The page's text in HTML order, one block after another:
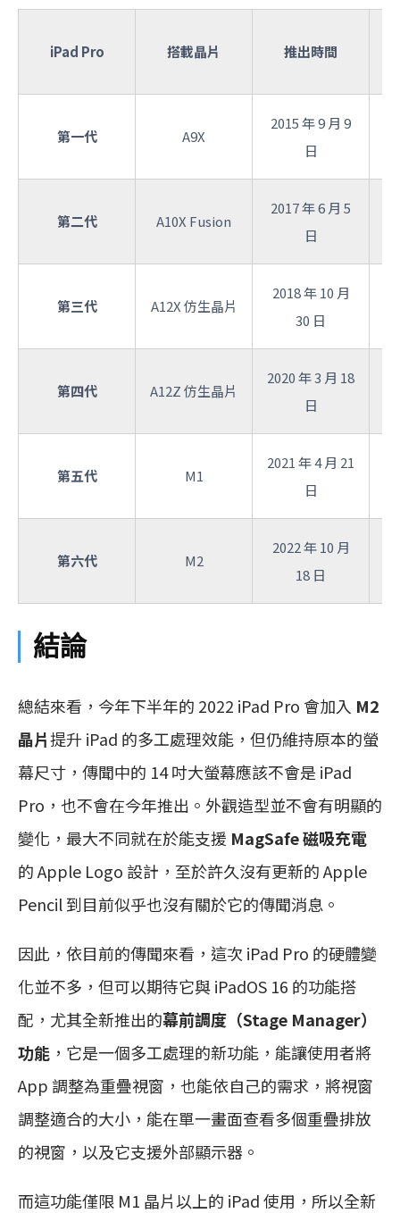
iPad Pro 搭載晶片 推出時間
第一代 A9X
2015 年 9 月 9
日
第二代 A10X Fusion
2017 年 6 月 5
日
第三代 A12X 仿生晶片
2018 年 10 月
30 日
第四代 A12Z 仿生晶片
2020 年 3 月 18
日
第五代 M1
2021 年 4 月 21
日
第六代 M2
2022 年 10 月
18 日
結論
總結來看，今年下半年的 2022 iPad Pro 會加入 M2
晶片提升 iPad 的多工處理效能，但仍維持原本的螢
幕尺寸，傳聞中的 14 吋大螢幕應該不會是 iPad
Pro，也不會在今年推出。外觀造型並不會有明顯的
變化，最大不同就在於能支援 MagSafe 磁吸充電
的 Apple Logo 設計，至於許久沒有更新的 Apple
Pencil 到目前似乎也沒有關於它的傳聞消息。
因此，依目前的傳聞來看，這次 iPad Pro 的硬體變
化並不多，但可以期待它與 iPadOS 16 的功能搭
配，尤其全新推出的幕前調度（Stage Manager）
功能 ，它是一個多工處理的新功能，能讓使用者將
App 調整為重疊視窗，也能依自己的需求，將視窗
調整適合的大小，能在單一畫面查看多個重疊排放
的視窗，以及它支援外部顯示器。
而這功能僅限 M1 晶片以上的 iPad 使用，所以全新